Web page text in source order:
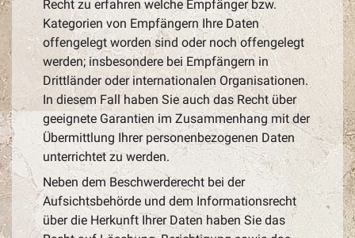
Recht zu erfahren welche Empfänger bzw.
Kategorien von Empfängern Ihre Daten
offengelegt worden sind oder noch offengelegt
werden; insbesondere bei Empfängern in
Drittländer oder internationalen Organisationen.
In diesem Fall haben Sie auch das Recht über
geeignete Garantien im Zusammenhang mit der
Übermittlung Ihrer personenbezogenen Daten
unterrichtet zu werden.
Neben dem Beschwerderecht bei der
Aufsichtsbehörde und dem Informationsrecht
über die Herkunft Ihrer Daten haben Sie das